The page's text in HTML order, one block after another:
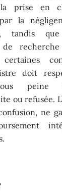
prise en
par la
tandis que
doit
peine
ou refusée.
ne